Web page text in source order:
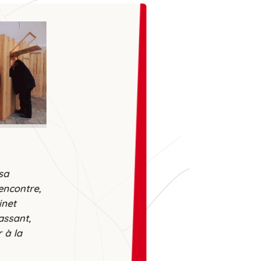
, à se laisser
et à ne jamais
de faire vivre ces
de liberté que la
ouvre à chacune et
à la